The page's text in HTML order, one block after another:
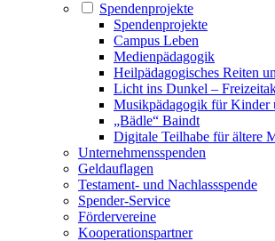
Spendenprojekte
Spendenprojekte
Campus Leben
Medienpädagogik
Heilpädagogisches Reiten
Licht ins Dunkel –
Musikpädagogik für Kinder
„Bädle“ Baindt
Digitale Teilhabe für ältere
Unternehmensspenden
Geldauflagen
Testament- und Nachlassspende
Spender-Service
Fördervereine
Kooperationspartner